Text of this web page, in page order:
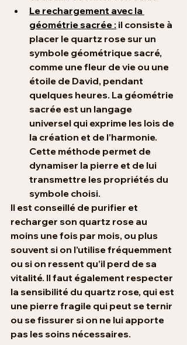
Le rechargement avec la
géométrie sacrée : il consiste à
placer le quartz rose sur un
symbole géométrique sacré,
comme une fleur de vie ou une
étoile de David, pendant
quelques heures. La géométrie
sacrée est un langage
universel qui exprime les lois de
la création et de l’harmonie.
Cette méthode permet de
dynamiser la pierre et de lui
transmettre les propriétés du
symbole choisi.
Il est conseillé de purifier et
recharger son quartz rose au
moins une fois par mois, ou plus
souvent si on l’utilise fréquemment
ou si on ressent qu’il perd de sa
vitalité. Il faut également respecter
la sensibilité du quartz rose, qui est
une pierre fragile qui peut se ternir
ou se fissurer si on ne lui apporte
pas les soins nécessaires.